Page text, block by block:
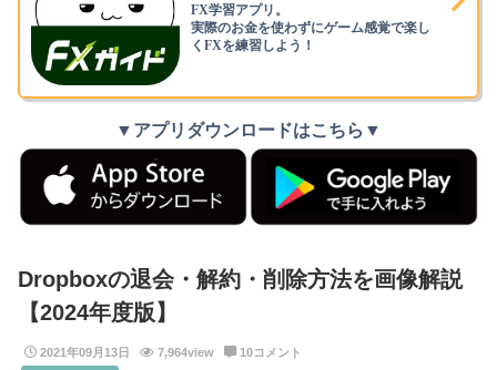
FX学習アプリ。
実際のお金を使わずにゲーム感覚で楽し
くFXを練習しよう！
▼アプリダウンロードはこちら▼
Dropboxの退会・解約・削除方法を画像解説
【2024年度版】
2021年09月13日 7,964view 10コメント